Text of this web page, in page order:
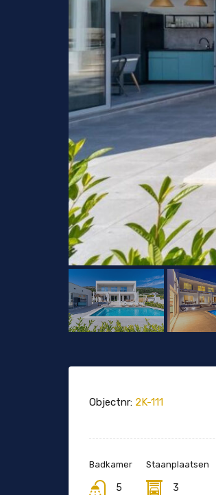
Objectnr: 2K-111
Badkamer
5
Staanplaatsen
3